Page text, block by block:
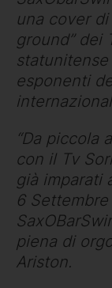
una cover
ground” dei
esponenti
“Da piccola
con il Tv
già imparati
6
piena di
Ariston.